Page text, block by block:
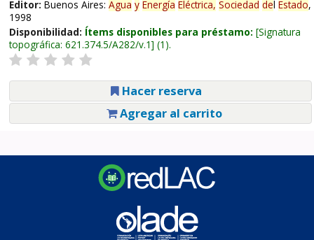
Editor: Buenos Aires: Agua y Energía Eléctrica, Sociedad del Estado,
1998
Disponibilidad: Ítems disponibles para préstamo: Signatura
topográfica: 621.374.5/A282/v.1 (1).
Hacer reserva
Agregar al carrito